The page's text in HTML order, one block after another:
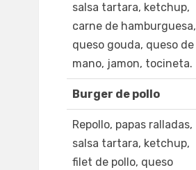
salsa tartara, ketchup,
carne de hamburguesa,
queso gouda, queso de
mano, jamon, tocineta.
Burger de pollo
Repollo, papas ralladas,
salsa tartara, ketchup,
filet de pollo, queso